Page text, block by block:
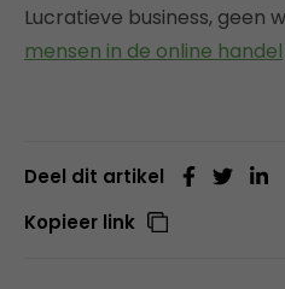
Lucratieve business, geen
mensen in de online handel
Deel dit artikel
Kopieer link